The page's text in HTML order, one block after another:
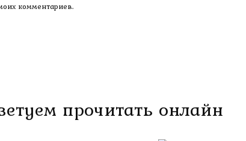
комментариев.
прочитать онлайн